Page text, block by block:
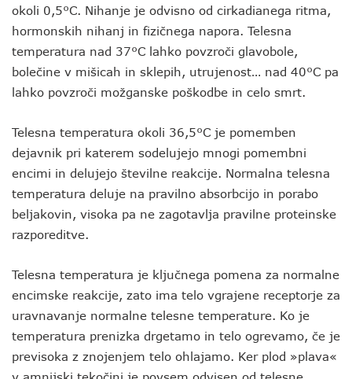
okoli 0,5°C. Nihanje je odvisno od cirkadianega ritma,
hormonskih nihanj in fizičnega napora. Telesna
temperatura nad 37°C lahko povzroči glavobole,
bolečine v mišicah in sklepih, utrujenost… nad 40°C pa
lahko povzroči možganske poškodbe in celo smrt.
Telesna temperatura okoli 36,5°C je pomemben
dejavnik pri katerem sodelujejo mnogi pomembni
encimi in delujejo številne reakcije. Normalna telesna
temperatura deluje na pravilno absorbcijo in porabo
beljakovin, visoka pa ne zagotavlja pravilne proteinske
razporeditve.
Telesna temperatura je ključnega pomena za normalne
encimske reakcije, zato ima telo vgrajene receptorje za
uravnavanje normalne telesne temperature. Ko je
temperatura prenizka drgetamo in telo ogrevamo, če je
previsoka z znojenjem telo ohlajamo. Ker plod »plava«